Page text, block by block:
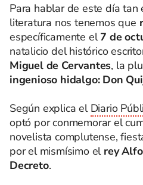
Para hablar de este día tan
literatura nos tenemos que
específicamente el7 de
natalicio del histórico
Miguel de Cervantes, la
ingenioso hidalgo: Don
Según explica el Diario
optó por conmemorar el
novelista complutense,
por el mismísimo el rey
Decreto.